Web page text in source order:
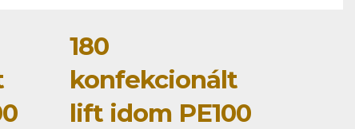
180
konfekcionált
lift idom PE100